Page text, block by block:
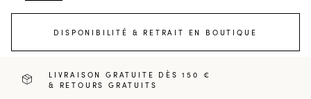
DISPONIBILITÉ & RETRAIT EN BOUTIQUE
LIVRAISON GRATUITE DÈS 150 €
& RETOURS GRATUITS